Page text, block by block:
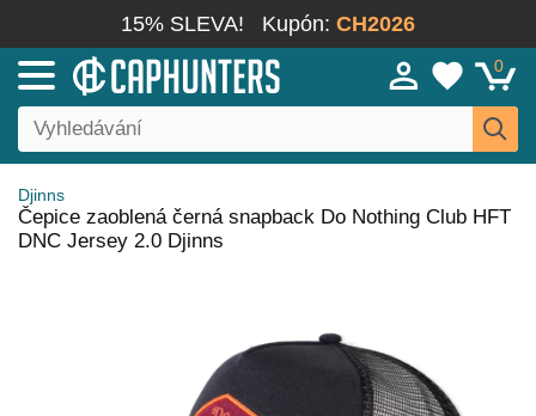
15% SLEVA! Kupón: CH2026
0
Djinns
Čepice zaoblená černá snapback Do Nothing Club HFT
DNC Jersey 2.0 Djinns